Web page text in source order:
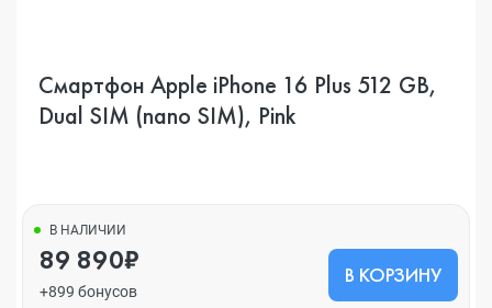
Смартфон Apple iPhone 16 Plus 512 GB,
Dual SIM (nano SIM), Pink
В НАЛИЧИИ
89 890₽
+899 бонусов
В КОРЗИНУ